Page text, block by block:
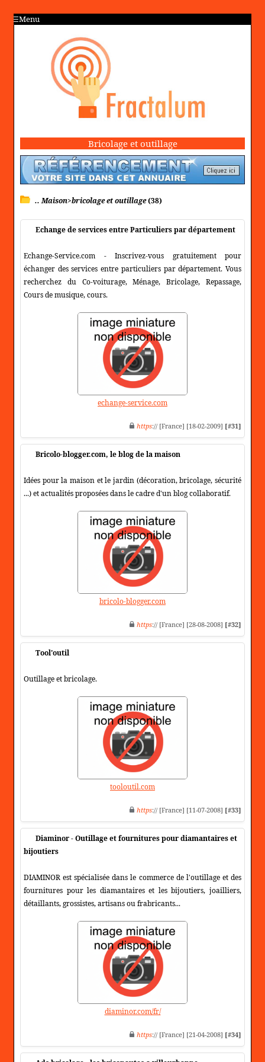
Menu
Bricolage et outillage
.. Maison>bricolage et outillage(38)
Echange de services entre Particuliers par département
Echange-Service.com - Inscrivez-vous gratuitement pour
échanger des services entre particuliers par département. Vous
recherchez du Co-voiturage, Ménage, Bricolage, Repassage,
Cours de musique, cours.
echange-service.com
https:// [France] [18-02-2009] [#31]
Bricolo-blogger.com, le blog de la maison
Idées pour la maison et le jardin (décoration, bricolage, sécurité
...) et actualités proposées dans le cadre d'un blog collaboratif.
bricolo-blogger.com
https:// [France] [28-08-2008] [#32]
Tool'outil
Outillage et bricolage.
tooloutil.com
https:// [France] [11-07-2008] [#33]
Diaminor - Outillage et fournitures pour diamantaires et
bijoutiers
DIAMINOR est spécialisée dans le commerce de l'outillage et des
fournitures pour les diamantaires et les bijoutiers, joailliers,
détaillants, grossistes, artisans ou frabricants...
diaminor.com/fr/
https:// [France] [21-04-2008] [#34]